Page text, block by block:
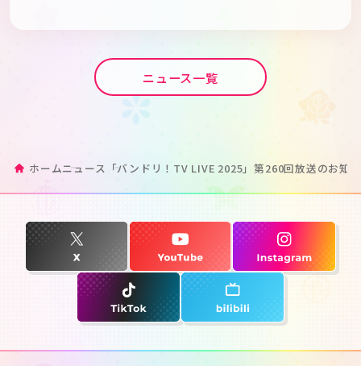
ニュース一覧
ホームニュース 「バンドリ！TV LIVE 2025」第260回放送のお知